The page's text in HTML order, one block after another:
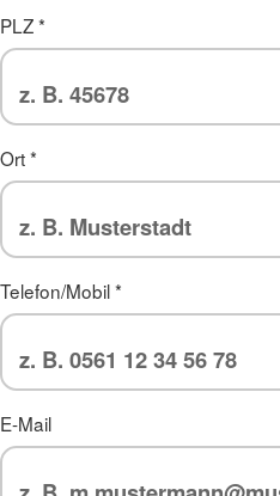
PLZ*
Ort*
Telefon/Mobil*
E-Mail